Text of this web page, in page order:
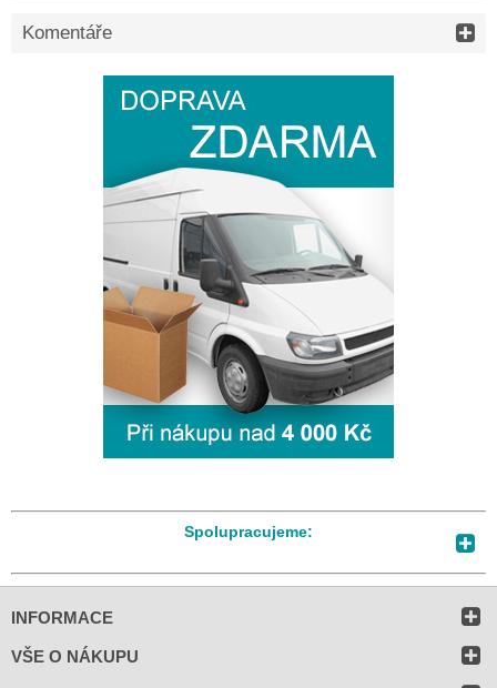
Komentáře
Spolupracujeme:
INFORMACE
VŠE O NÁKUPU